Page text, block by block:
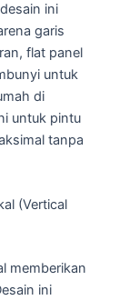
ini
garis
flat panel
untuk
di
untuk pintu
tanpa
(Vertical
memberikan
ini